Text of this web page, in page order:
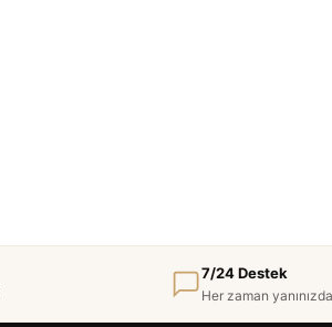
7/24 Destek
Her zaman